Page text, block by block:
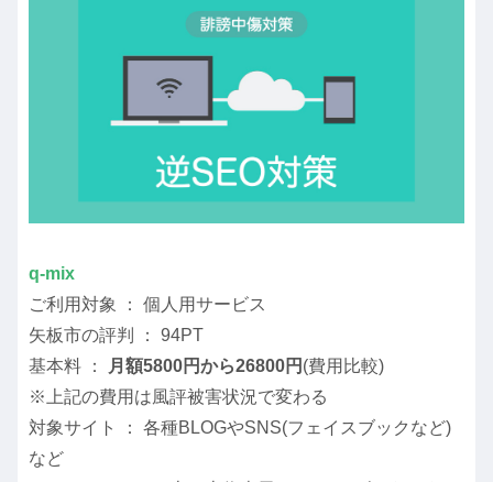
q-mix
ご利用対象 ： 個人用サービス
矢板市の評判 ： 94PT
基本料 ：
月額5800円から26800円 (費用比較)
※上記の費用は風評被害状況で変わる
対象サイト ： 各種BLOGやSNS(フェイスブックなど)
など